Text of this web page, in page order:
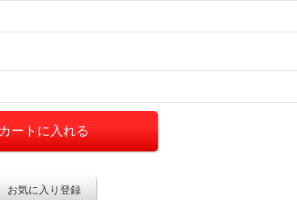
お気に入り登録